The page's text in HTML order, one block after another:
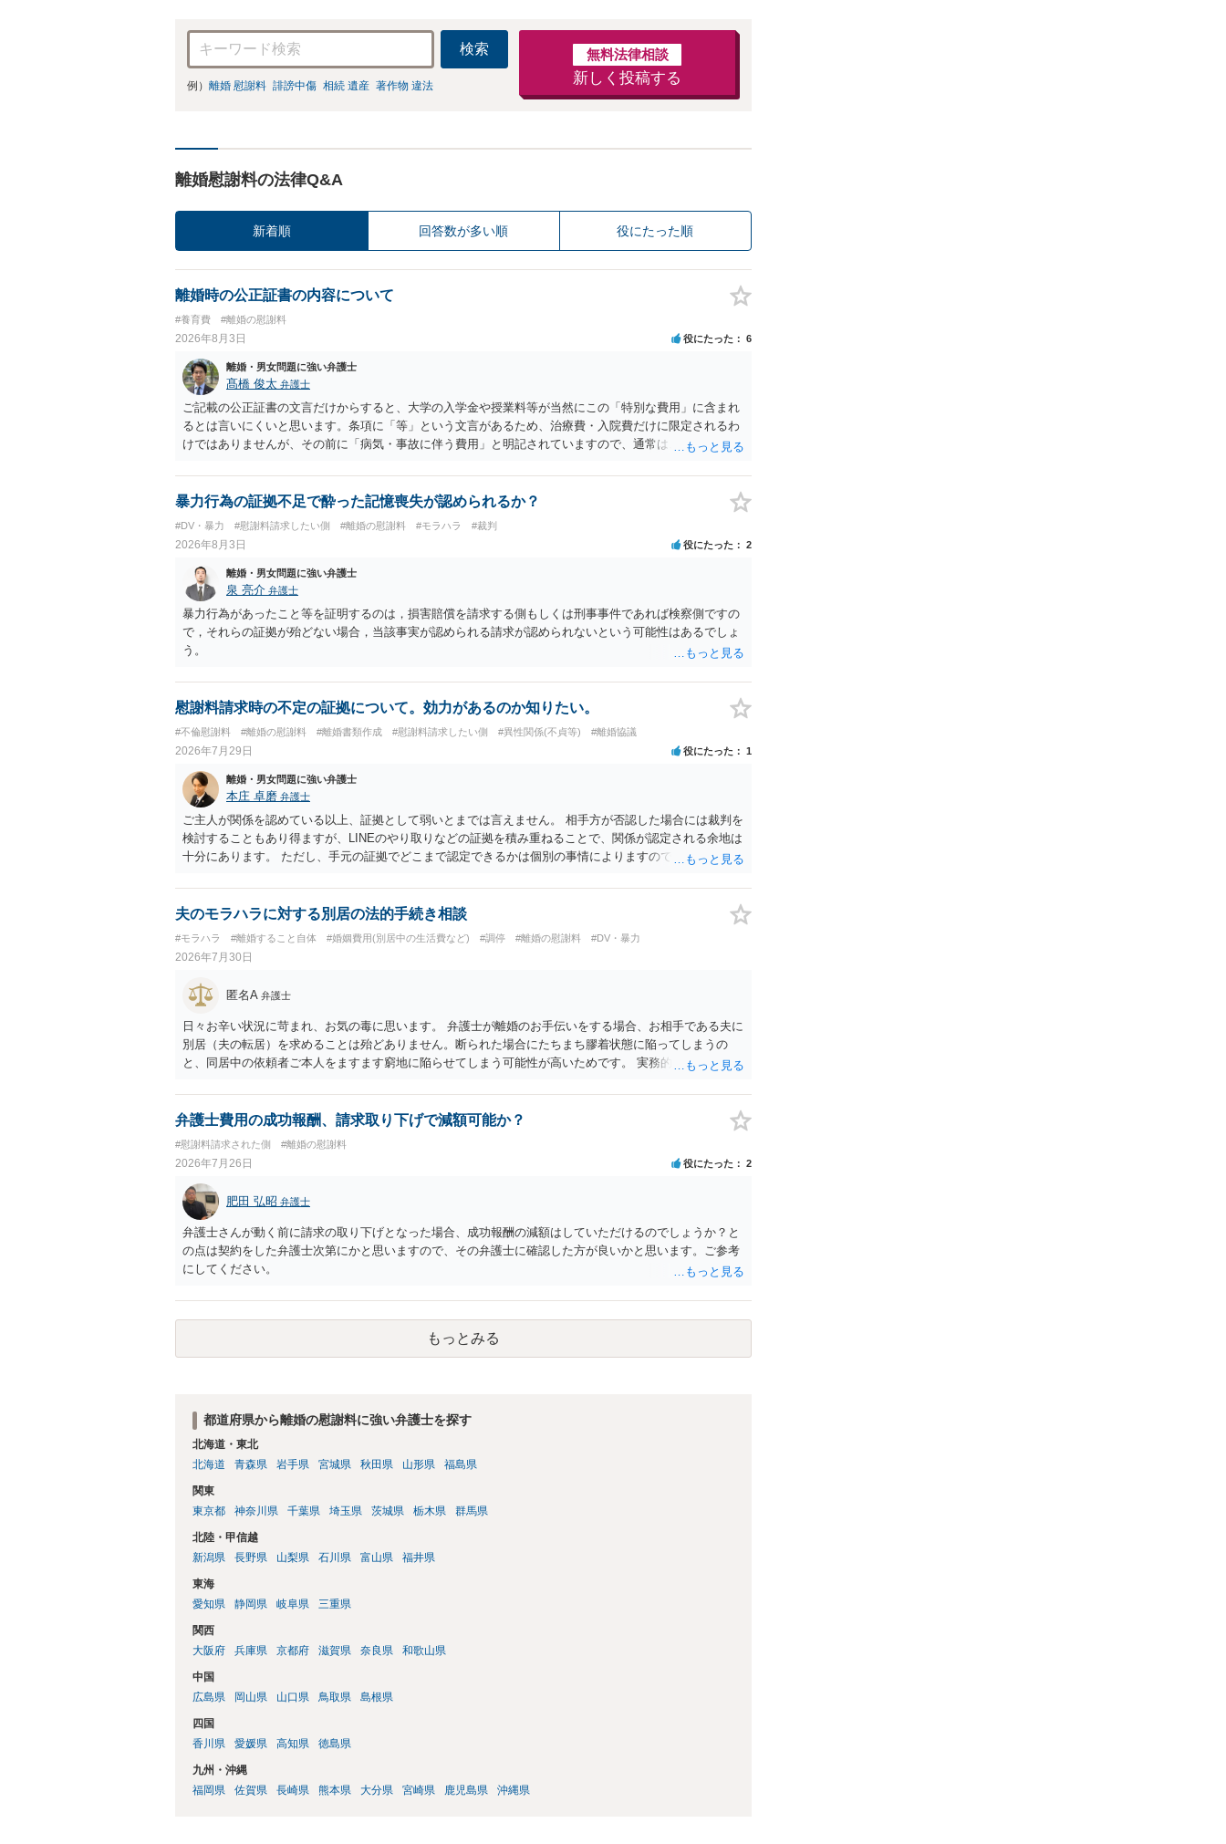
検索
例） 離婚 慰謝料 誹謗中傷 相続 遺産 著作物 違法
無料法律相談
新しく投稿する
離婚慰謝料の法律Q&A
新着順 回答数が多い順 役にたった順
離婚時の公正証書の内容について
#養育費 #離婚の慰謝料
2026年8月3日 役にたった 6
離婚・男女問題に強い弁護士
髙橋 俊太 弁護士
ご記載の公正証書の文言だけからすると、大学の入学金や授業料等が当然にこの「特別な費用」に含まれ
るとは言いにくいと思います。条項に「等」という文言があるため、治療費・入院費だけに限定されるわ
けではありませんが、その前に「病気・事故に伴う費用」と明記されていますので、通常は、病気や事故
す。したがって、大学の入学金、授業料、受験費用などの教育費についてまで、「この条項があるから当
然に半額を請求できる」とまでは言いにくいと思われます。なお、通常、大学進学費用をどこまで負担す
歴・収入・資産状況、進学先や費用などを踏まえて個別に検討することになります。公正証書の他の条項
において、養育費の終期についてどのように定められているか、大学進学に関する定めの有無、「教育
費」「進学費用」に関する定めの有無等について確認する必要があると考えられます。
暴力行為の証拠不足で酔った記憶喪失が認められるか？
#DV・暴力 #慰謝料請求したい側 #離婚の慰謝料 #モラハラ #裁判
2026年8月3日 役にたった 2
離婚・男女問題に強い弁護士
泉 亮介 弁護士
暴力行為があったこと等を証明するのは，損害賠償を請求する側もしくは刑事事件であれば検察側ですの
で，それらの証拠が殆どない場合，当該事実が認められる請求が認められないという可能性はあるでしょ
う。
慰謝料請求時の不定の証拠について。効力があるのか知りたい。
#不倫慰謝料 #離婚の慰謝料 #離婚書類作成 #慰謝料請求したい側 #異性関係(不貞等) #離婚協議
2026年7月29日 役にたった 1
離婚・男女問題に強い弁護士
本庄 卓磨 弁護士
ご主人が関係を認めている以上、証拠として弱いとまでは言えません。 相手方が否認した場合には裁判を
検討することもあり得ますが、LINEのやり取りなどの証拠を積み重ねることで、関係が認定される余地は
十分にあります。 ただし、手元の証拠でどこまで認定できるかは個別の事情によりますので、お早めに弁
夫のモラハラに対する別居の法的手続き相談
#モラハラ #離婚すること自体 #婚姻費用(別居中の生活費など) #調停 #離婚の慰謝料 #DV・暴力
2026年7月30日
匿名A 弁護士
日々お辛い状況に苛まれ、お気の毒に思います。 弁護士が離婚のお手伝いをする場合、お相手である夫に
別居（夫の転居）を求めることは殆どありません。断られた場合にたちまち膠着状態に陥ってしまうの
と、同居中の依頼者ご本人をますます窮地に陥らせてしまう可能性が高いためです。 実務的には、ご相談
弁護士費用の成功報酬、請求取り下げで減額可能か？
#慰謝料請求された側 #離婚の慰謝料
2026年7月26日 役にたった 2
肥田 弘昭 弁護士
弁護士さんが動く前に請求の取り下げとなった場合、成功報酬の減額はしていただけるのでしょうか？と
の点は契約をした弁護士次第にかと思いますので、その弁護士に確認した方が良いかと思います。ご参考
にしてください。
もっとみる
都道府県から離婚の慰謝料に強い弁護士を探す
北海道・東北
北海道
青森県 岩手県 宮城県 秋田県 山形県 福島県
関東
東京都
神奈川県 千葉県 埼玉県 茨城県 栃木県 群馬県
北陸・甲信越
新潟県
長野県 山梨県 石川県 富山県 福井県
東海
愛知県
静岡県 岐阜県 三重県
関西
大阪府
兵庫県 京都府 滋賀県 奈良県 和歌山県
中国
広島県
岡山県 山口県 鳥取県 島根県
四国
香川県
愛媛県 高知県 徳島県
九州・沖縄
福岡県
佐賀県 長崎県 熊本県 大分県 宮崎県 鹿児島県 沖縄県